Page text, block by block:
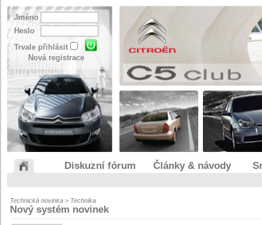
Jméno
Heslo
Trvale přihlásit
Nová registrace
Diskuzní fórum Články & návody
Technická novinka > Technika
Nový systém novinek